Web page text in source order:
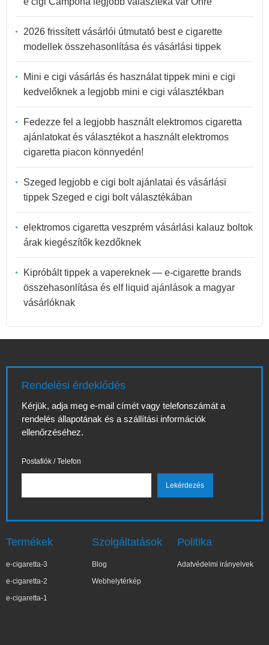
2026 frissített vásárlói útmutató best e cigarette
modellek összehasonlítása és vásárlási tippek
Mini e cigi vásárlás és használat tippek mini e cigi
kedvelőknek a legjobb mini e cigi választékban
Fedezze fel a legjobb használt elektromos cigaretta
ajánlatokat és választékot a használt elektromos
cigaretta piacon könnyedén!
Szeged legjobb e cigi bolt ajánlatai és vásárlási
tippek Szeged e cigi bolt választékában
elektromos cigaretta veszprém vásárlási kalauz boltok
árak kiegészítők kezdőknek
Kipróbált tippek a vapereknek — e-cigarette brands
összehasonlítása és elf liquid ajánlások a magyar
vásárlóknak
Rendelési érdeklődés
Kérjük, adja meg e-mail címét vagy telefonszámát a
rendelés állapotának és a szállítási információk
ellenőrzéséhez.
Postafiók / Telefon
Termékek
e-cigaretta-3
e-cigaretta-2
e-cigaretta-1
Szolgáltatások
Blog
Webhelytérkép
Politika
Adatvédelmi irányelvek